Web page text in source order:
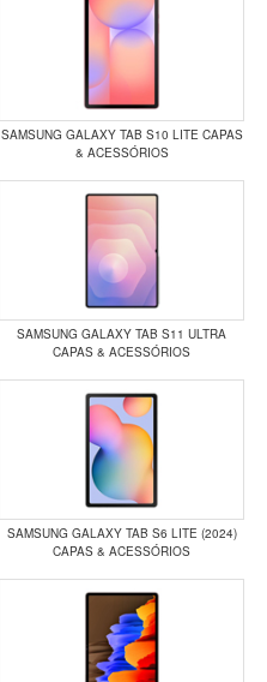
SAMSUNG GALAXY TAB S10 LITE CAPAS
& ACESSÓRIOS
SAMSUNG GALAXY TAB S11 ULTRA
CAPAS & ACESSÓRIOS
SAMSUNG GALAXY TAB S6 LITE (2024)
CAPAS & ACESSÓRIOS